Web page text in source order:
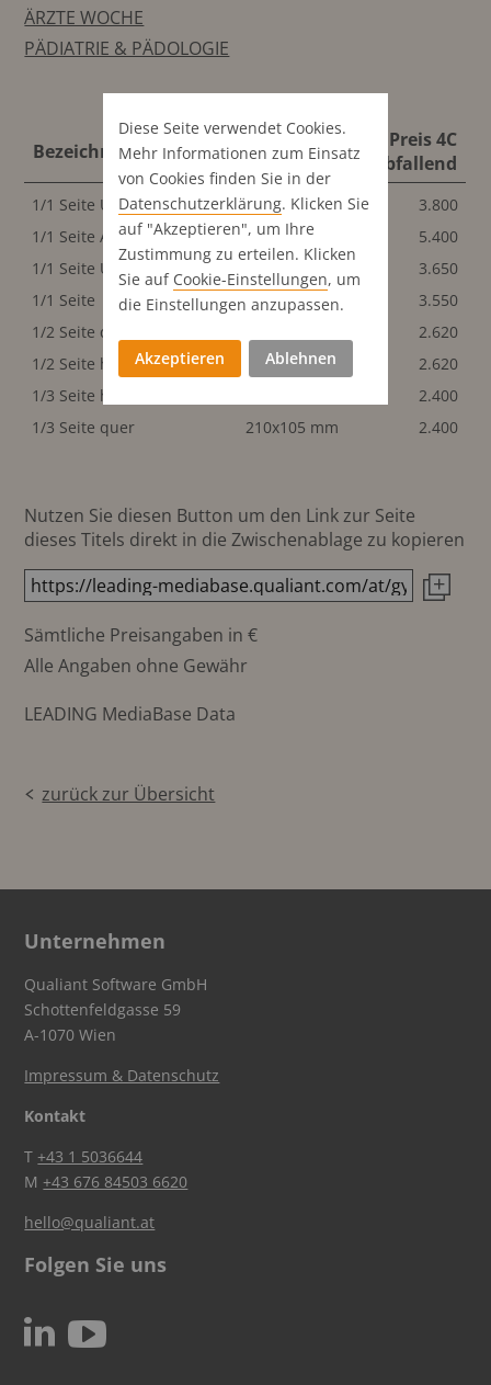
ÄRZTE WOCHE
PÄDIATRIE & PÄDOLOGIE
Bezeichnung
Format
abfallend
Preis 4C
abfallend
1/1 Seite U4 210x297 mm
3.800
1/1 Seite Advertorial
210x297 mm
5.400
1/1 Seite U2
3.650
1/1 Seite
210x297 mm
3.550
1/2 Seite quer
2.620
1/2 Seite hoch
102x297 mm
2.620
1/3 Seite hoch
2.400
1/3 Seite quer
210x105 mm 2.400
Nutzen Sie diesen Button um den Link zur Seite
dieses Titels direkt in die Zwischenablage zu kopieren
Sämtliche Preisangaben in €
Alle Angaben ohne Gewähr
LEADING MediaBase Data
zurück zur Übersicht
Unternehmen
Qualiant Software GmbH
Schottenfeldgasse 59
A-1070 Wien
Impressum & Datenschutz
Kontakt
T+43 1 5036644
M+43 676 84503 6620
hello@qualiant.at
Folgen Sie uns
N c
Diese Seite verwendet Cookies.
Mehr Informationen zum Einsatz
von Cookies finden Sie in der
Datenschutz­erklärung. Klicken Sie
auf "Akzeptieren", um Ihre
Zustimmung zu erteilen. Klicken
Sie auf Cookie-Einstellungen, um
die Einstellungen anzupassen.
Akzeptieren Ablehnen